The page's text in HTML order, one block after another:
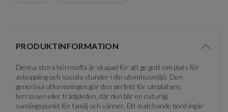
PRODUKTINFORMATION
Visa/
Denna stora hörnsoffa är skapad för att ge gott om plats för
avkoppling och sociala stunder i din utomhusmiljö. Den
generösa utformningen gör den perfekt för uteplatsen,
terrassen eller trädgården, där den blir en naturlig
samlingspunkt för familj och vänner. Ett matchande bord ingår